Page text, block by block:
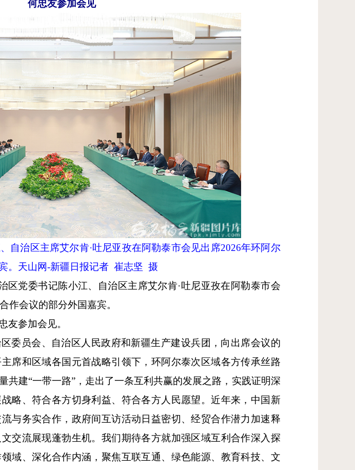
何忠友参加会见
自治区主席艾尔肯·吐尼亚孜在阿勒泰市会见出席2026年环阿尔
。天山网-新疆日报记者 崔志坚 摄
区党委书记陈小江、自治区主席艾尔肯·吐尼亚孜在阿勒泰市会
作会议的部分外国嘉宾。
友参加会见。
委员会、自治区人民政府和新疆生产建设兵团，向出席会议的
席和区域各国元首战略引领下，环阿尔泰次区域各方传承丝路
共建“一带一路”，走出了一条互利共赢的发展之路，实践证明深
略、符合各方切身利益、符合各方人民愿望。近年来，中国新
与务实合作，政府间互访活动日益密切、经贸合作潜力加速释
交流展现蓬勃生机。我们期待各方就加强区域互利合作深入探
域、深化合作内涵，聚焦互联互通、绿色能源、教育科技、文